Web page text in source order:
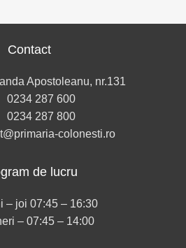
Contact
Apostoleanu, nr.131
0234 287 600
0234 287 800
colonesti.ro
de lucru
– joi 07:45 – 16:30
– 07:45 – 14:00